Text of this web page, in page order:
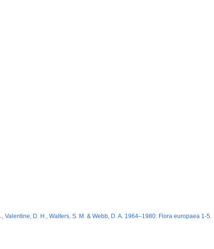
Valentine, D. H., Walters, S. M. & Webb, D. A. 1964–1980: Flora europaea 1-5.